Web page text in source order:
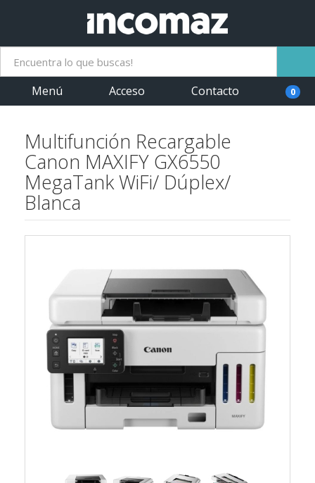
Menú Acceso Contacto 0
Multifunción Recargable
Canon MAXIFY GX6550
MegaTank WiFi/ Dúplex/
Blanca